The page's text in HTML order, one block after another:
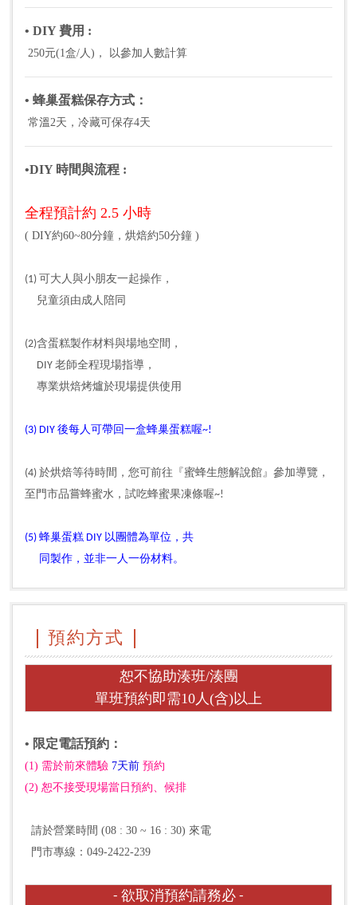
• DIY 費用 :
250元(1盒/人)， 以參加人數計算
• 蜂巢蛋糕保存方式：
常溫2天，冷藏可保存4天
•DIY 時間與流程 :
全程預計約 2.5 小時
( DIY約60~80分鐘，烘焙約50分鐘 )
(1) 可大人與小朋友一起操作，
兒童須由成人陪同
(2)含蛋糕製作材料與場地空間，
DIY 老師全程現場指導，
專業烘焙烤爐於現場提供使用
(3) DIY 後每人可帶回一盒蜂巢蛋糕喔~!
(4) 於烘焙等待時間， 您可前往 『蜜蜂生態解說館』參加導覽，
至門市品嘗蜂蜜水，試吃蜂蜜果凍條喔~!
(5) 蜂巢蛋糕 DIY 以團體為單位，共
同製作，並非一人一份材料。
預約方式
恕不協助湊班/湊團
單班預約即需10人(含)以上
• 限定電話預約：
(1) 需於前來體驗 7天前 預約
(2) 恕不接受現場當日預約、候排
請於營業時間 (08 : 30 ~ 16 : 30) 來電
門市專線：049-2422-239
- 欲取消預約請務必 -